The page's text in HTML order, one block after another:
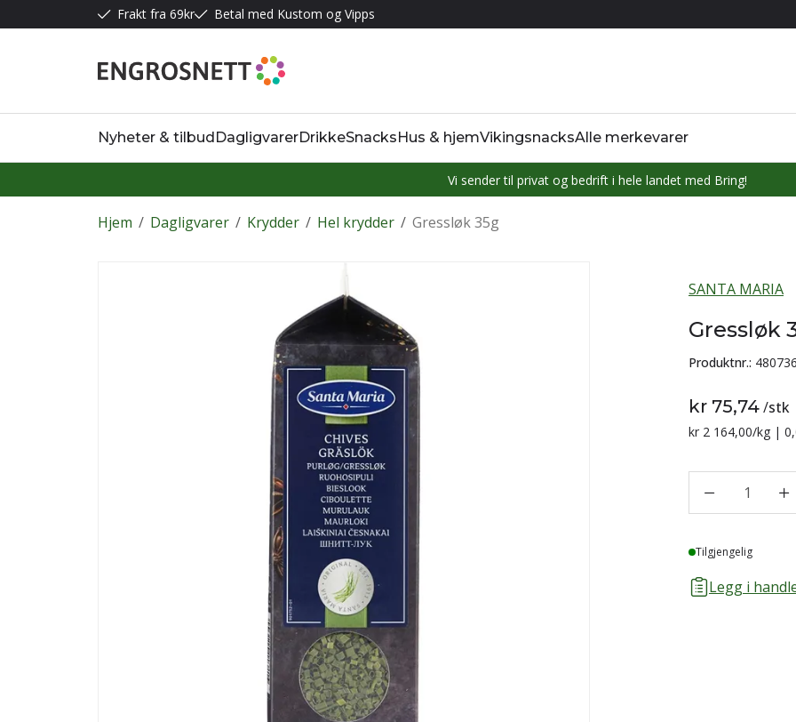
Frakt fra 69kr Betal med Kustom og Vipps
Nyheter & tilbudDagligvarerDrikkeSnacksHus & hjemVikingsnacksAlle merkevarer
Vi sender til privat og bedrift i hele landet med Bring!
/
Hjem /
Dagligvarer /
Krydder /
Hel krydder Gressløk 35g
SANTA MARIA
Gressløk
Produktnr.:
kr 75,74/stk
Sammenligning
kr 2 164,00/kg |
1
Lager
Tilgjengelig
Legg i